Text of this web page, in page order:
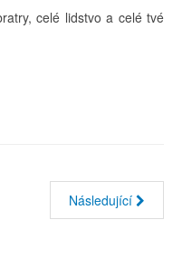
celé lidstvo a celé tvé
Následující